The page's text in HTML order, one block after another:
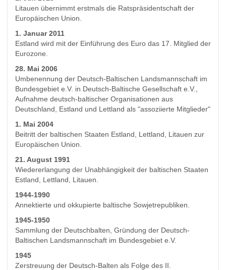
Litauen übernimmt erstmals die Ratspräsidentschaft der
Europäischen Union.
1. Januar 2011
Estland wird mit der Einführung des Euro das 17. Mitglied der
Eurozone.
28. Mai 2006
Umbenennung der Deutsch-Baltischen Landsmannschaft im
Bundesgebiet e.V. in Deutsch-Baltische Gesellschaft e.V.,
Aufnahme deutsch-baltischer Organisationen aus
Deutschland, Estland und Lettland als "assoziierte Mitglieder"
1. Mai 2004
Beitritt der baltischen Staaten Estland, Lettland, Litauen zur
Europäischen Union.
21. August 1991
Wiedererlangung der Unabhängigkeit der baltischen Staaten
Estland, Lettland, Litauen.
1944-1990
Annektierte und okkupierte baltische Sowjetrepubliken.
1945-1950
Sammlung der Deutschbalten, Gründung der Deutsch-
Baltischen Landsmannschaft im Bundesgebiet e.V.
1945
Zerstreuung der Deutsch-Balten als Folge des II.